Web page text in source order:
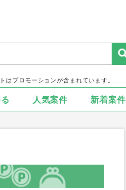
はプロモーションが含まれています。
人気案件 新着案件